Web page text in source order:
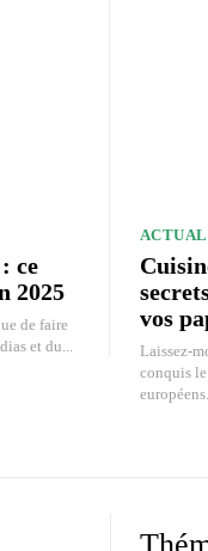
ce
2025
de faire
et du...
vos
Laissez-
conquis
européens...